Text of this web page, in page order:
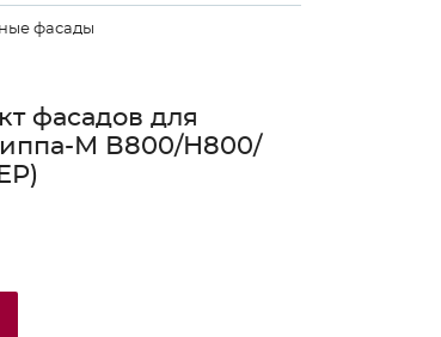
фасады
фасадов для
М В800/Н800/